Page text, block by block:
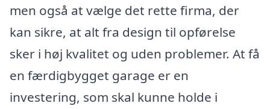
men også at vælge det rette firma, der
kan sikre, at alt fra design til opførelse
sker i høj kvalitet og uden problemer. At få
en færdigbygget garage er en
investering, som skal kunne holde i